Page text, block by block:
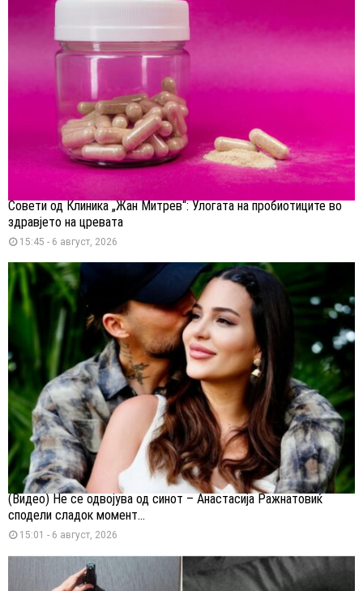
Совети од Клиника „Жан Митрев“: Улогата на пробиотиците во
здравјето на цревата
15:45 - 6 август, 2026
(Видео) Не се одвојува од синот – Анастасија Ражнатовиќ
сподели сладок момент...
15:01 - 6 август, 2026